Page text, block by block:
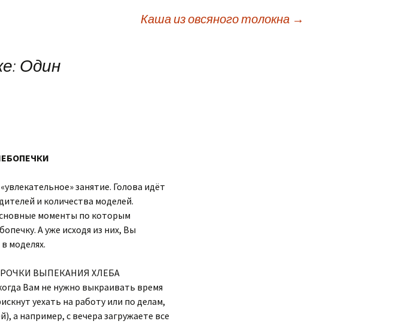
Каша из овсяного толокна →
: Один
занятие. Голова идёт
и количества моделей.
моменты по которым
А уже исходя из них, Вы
моделях.
ВЫПЕКАНИЯ ХЛЕБА
Вам не нужно выкраивать время
уехать на работу или по делам,
а например, с вечера загружаете все